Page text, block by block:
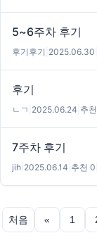
5~6주차 후기
후기후기 2025.06.30
후기
ㄴㄱ 2025.06.24 추
7주차 후기
jih 2025.06.14 추천 0
처음 « 1